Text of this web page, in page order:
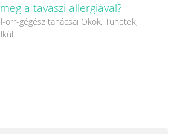
a tavaszi allergiával?
orr-gégész tanácsai Okok, Tünetek,